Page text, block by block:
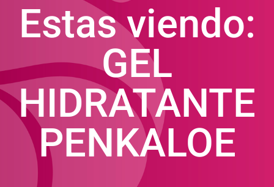
Estas viendo:
GEL
HIDRATANTE
PENKALOE